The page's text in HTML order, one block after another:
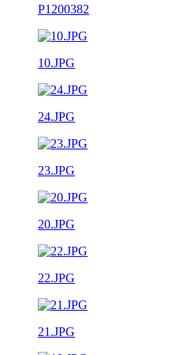
P1200382
10.JPG
24.JPG
23.JPG
20.JPG
22.JPG
21.JPG